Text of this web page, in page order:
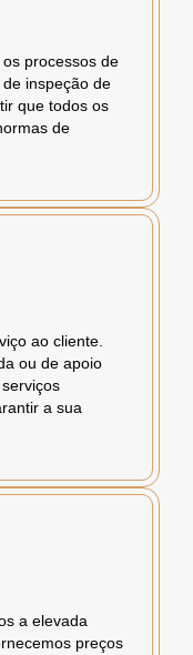
processos de
inspeção de
que todos os
de
ao cliente.
ou de apoio
a sua
a elevada
preços